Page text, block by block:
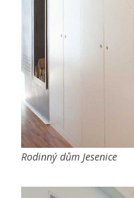
Rodinný dům Jesenice